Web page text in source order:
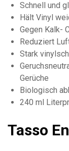
Schnell und
Hält Vinyl
Gegen Kalk-
Reduziert
Stark
Gerüche
Biologisch
240 ml
Tasso